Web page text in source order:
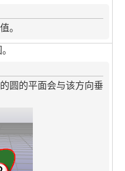
。
圆的平面会与该方向垂